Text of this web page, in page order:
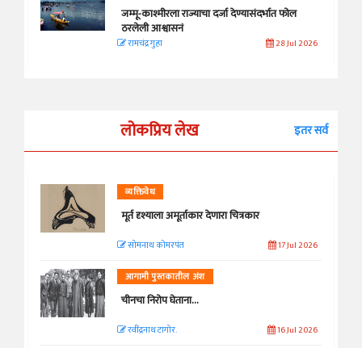
जम्मू-काश्मीरला राज्याचा दर्जा देण्यासंदर्भात फोल
ठरलेली आश्वासनं
रामचंद्र गुहा 28 Jul 2026
लोकप्रिय लेख इतर सर्व
व्यक्तिवेध
मूर्त दृश्याला अमूर्ताकार देणारा चित्रकार
सोमनाथ कोमरपंत 17 Jul 2026
आगामी पुस्तकातील अंश
चीनचा निरोप घेताना...
रवींद्रनाथ टागोर. 16 Jul 2026